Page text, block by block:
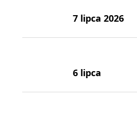
7 lipca 2026
6 lipca